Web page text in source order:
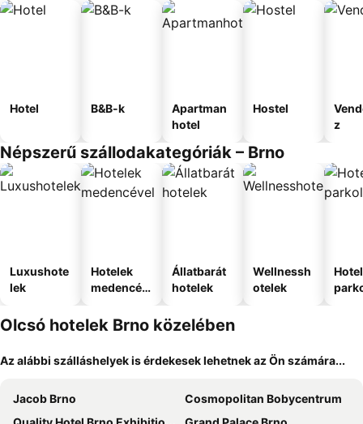
Hotel B&B-k
Apartman
hotel
Hostel
z
Népszerű szállodakategóriák – Brno
Luxushote
lek
Hotelek
medencév
Állatbarát
hotelek
Wellnessh
otelek
Olcsó hotelek Brno közelében
Az alábbi szálláshelyek is érdekesek lehetnek az Ön számára...
Jacob Brno
Cosmopolitan Bobycentrum